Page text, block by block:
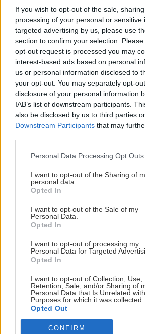
If you wish to opt-out of the sale,
processing of your personal or sensitive
targeted advertising by us, please use
section to confirm your selection.
opt-out request is processed you may
interest-based ads based on personal
us or personal information disclosed to
your opt-out. You may separately opt-
disclosure of your personal information
IAB’s list of downstream participants.
also be disclosed by us to third parties
Downstream Participants that may
Personal Data Processing Opt Outs
I want to opt-out of the Sharing of
personal data.
Opted In
I want to opt-out of the Sale of my
Personal Data.
Opted In
I want to opt-out of processing my
Personal Data for Targeted
Opted In
I want to opt-out of Collection, Use,
Retention, Sale, and/or Sharing of
Personal Data that Is Unrelated
Purposes for which it was collected.
Opted Out
CONFIRM
ποσοστό φτώχειας ή
το 2025
ΚΟΣΜΟΣ
Πέντε νεκροί σε Ουκρανία και
ανταλλαγές πληγμάτων
ΠΟΛΙΤΙΚΗ
Άκης Σκέρτσος: Από το 2018
καταθέσεις φυσικών
ΕΛΛΑΔΑ
Συγκλονίζει την Σκιάθο
15χρονου μαθητή -Βία και
17χρονο
GOSSIP - LIFESTYLE
Ο Αλέξανδρος Κοψιάλης
τη ζυγαριά μετά την απώλεια
ΣΧΕΣΕΙΣ ΚΑΙ SEX
Χαίρεσαι
σύντροφός σου
GOSSIP - LIFESTYLE
Δάντης: «Δεν θα
τραγούδι για τη
μετά υπάρχει
Number One»
Ο Τζέιμς Κάμερον
να αφήσει πίσω του